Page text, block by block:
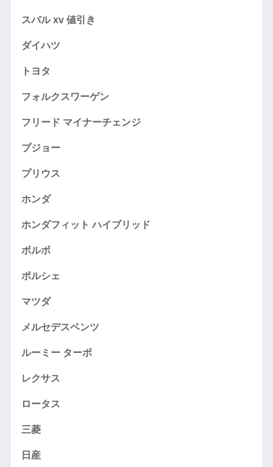
スバル xv 値引き
ダイハツ
トヨタ
フォルクスワーゲン
フリード マイナーチェンジ
プジョー
プリウス
ホンダ
ホンダフィット ハイブリッド
ボルボ
ポルシェ
マツダ
メルセデスベンツ
ルーミー ターボ
レクサス
ロータス
三菱
日産